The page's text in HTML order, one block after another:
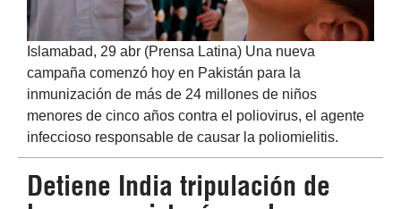
Islamabad, 29 abr (Prensa Latina) Una nueva
campaña comenzó hoy en Pakistán para la
inmunización de más de 24 millones de niños
menores de cinco años contra el poliovirus, el agente
infeccioso responsable de causar la poliomielitis.
Detiene India tripulación de